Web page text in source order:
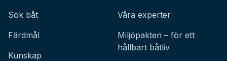
Sök båt
Färdmål
Kunskap
Våra experter
Miljöpakten – för ett
hållbart båtliv